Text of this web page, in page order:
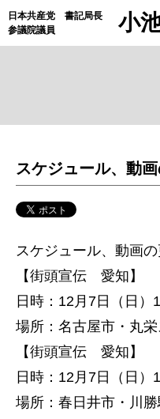
日本共産党 書記局長
参議院議員
小
スケジュール、動
スケジュール、動画の
【街頭宣伝 愛知】
日時：12月7日（日）
場所：名古屋市・丸
【街頭宣伝 愛知】
日時：12月7日（日）
場所：春日井市・川勝